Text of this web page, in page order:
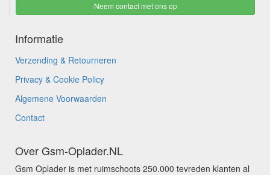
Neem contact met ons op
Informatie
Verzending & Retourneren
Privacy & Cookie Policy
Algemene Voorwaarden
Contact
Over Gsm-Oplader.NL
Gsm Oplader is met ruimschoots 250.000 tevreden klanten al